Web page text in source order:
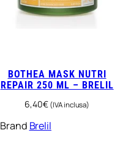
BOTHEA MASK NUTRI
REPAIR 250 ML – BRELIL
6,40€ (IVA inclusa)
Brand Brelil